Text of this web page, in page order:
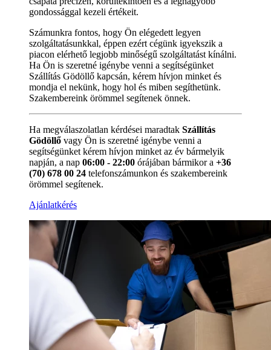
gondossággal kezeli értékeit.
Számunkra fontos, hogy Ön elégedett legyen
szolgáltatásunkkal, éppen ezért cégünk igyekszik a
piacon elérhető legjobb minőségű szolgáltatást kínálni.
Ha Ön is szeretné igénybe venni a segítségünket
Szállítás Gödöllő kapcsán, kérem hívjon minket és
mondja el nekünk, hogy hol és miben segíthetünk.
Szakembereink örömmel segítenek önnek.
Ha megválaszolatlan kérdései maradtak Szállítás
Gödöllő vagy Ön is szeretné igénybe venni a
segítségünket kérem hívjon minket az év bármelyik
napján, a nap 06:00 - 22:00 órájában bármikor a +36
(70) 678 00 24 telefonszámunkon és szakembereink
örömmel segítenek.
Ajánlatkérés